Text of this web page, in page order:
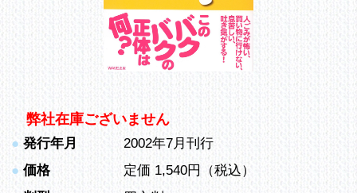
弊社在庫ございません
● 発行年月
2002年7月刊行
● 価格
定価 1,540円（税込）